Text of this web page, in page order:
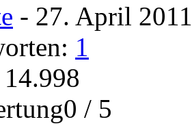
- 27. April
1
/ 5